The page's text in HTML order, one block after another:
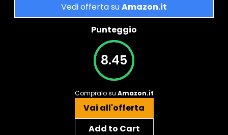
Vedi offerta suAmazon.it
Punteggio
8.45
Compralo su Amazon.it
Vai all'offerta
Add to Cart